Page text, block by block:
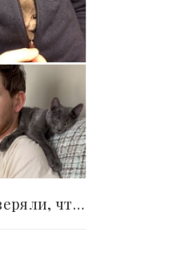
16 мужчин, которые уверяли, что питомец им вообще..